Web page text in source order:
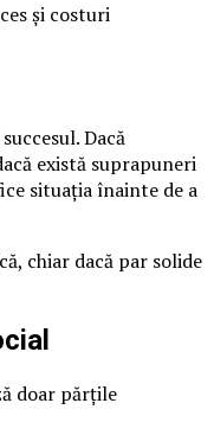
și costuri
Dacă
există suprapuneri
situația înainte de a
chiar dacă par solide
doar părțile